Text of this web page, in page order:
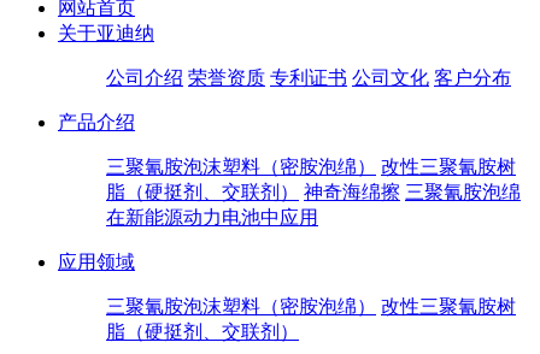
网站首页
关于亚迪纳
公司介绍 荣誉资质 专利证书 公司文化 客户分布
产品介绍
三聚氰胺泡沫塑料（密胺泡绵）
改性三聚氰胺树
脂（硬挺剂、交联剂）
神奇海绵擦 三聚氰胺泡绵
在新能源动力电池中应用
应用领域
三聚氰胺泡沫塑料（密胺泡绵）
改性三聚氰胺树
脂（硬挺剂、交联剂）